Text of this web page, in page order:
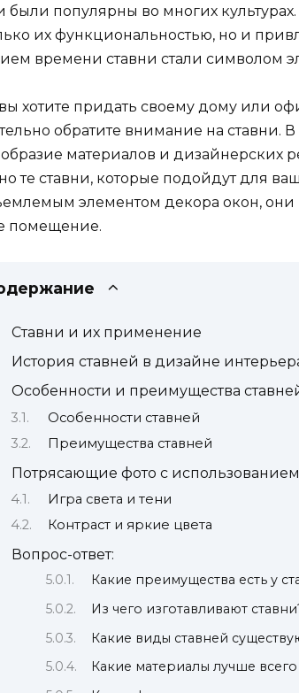
были популярны во многих
их функциональностью, но и
времени ставни стали символом
хотите придать своему дому или
обратите внимание на ставни.
материалов и дизайнерских
те ставни, которые подойдут для
элементом декора окон, они
помещение.
Ставни и их применение
История ставней в дизайне
Особенности и преимущества
Особенности ставней
Преимущества ставней
Потрясающие фото с использованием
Игра света и тени
Контраст и яркие цвета
Вопрос-ответ:
Какие преимущества есть у
Из чего изготавливают
Какие виды ставней
Какие материалы лучше